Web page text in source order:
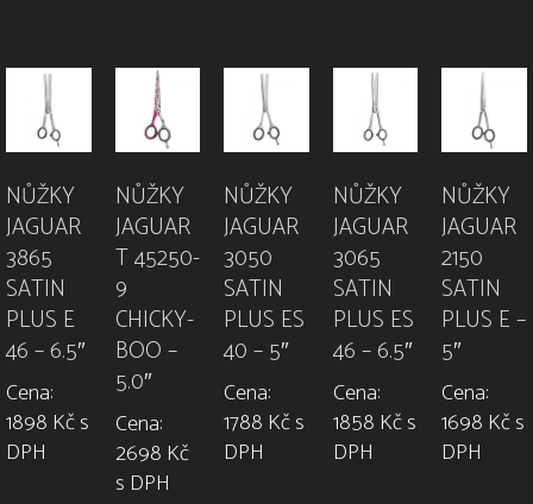
NŮŽKY
JAGUAR
3865
SATIN
PLUS E
46 – 6.5″
Cena:
1898 Kč s
DPH
NŮŽKY
JAGUAR
T 45250-
9
CHICKY-
BOO –
5.0″
Cena:
2698 Kč
s DPH
NŮŽKY
JAGUAR
3050
SATIN
PLUS ES
40 – 5″
Cena:
1788 Kč s
DPH
NŮŽKY
JAGUAR
3065
SATIN
PLUS ES
46 – 6.5″
Cena:
1858 Kč s
DPH
NŮŽKY
JAGUAR
2150
SATIN
PLUS E –
5″
Cena:
1698 Kč s
DPH